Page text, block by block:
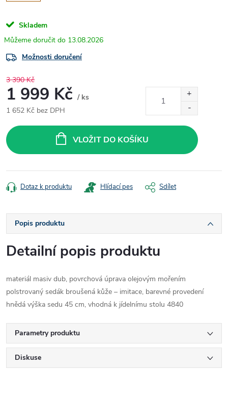
Skladem
13.08.2026
Možnosti doručení
3 390 Kč
1 999 Kč / ks
1 652 Kč bez DPH
cena:
VLOŽIT DO KOŠÍKU
Dotaz k produktu Hlídací pes Sdílet
Popis produktu
Detailní popis produktu
materiál masiv dub, povrchová úprava olejovým mořením
polstrovaný sedák broušená kůže – imitace, barevné provedení
hnědá výška sedu 45 cm, vhodná k jídelnímu stolu 4840
Parametry produktu
Diskuse